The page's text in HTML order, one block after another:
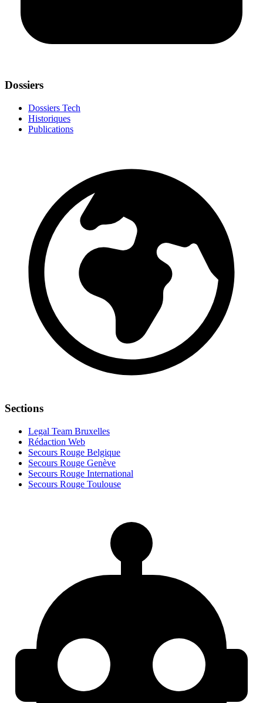
Dossiers
Dossiers Tech
Historiques
Publications
Sections
Legal Team Bruxelles
Rédaction Web
Secours Rouge Belgique
Secours Rouge Genève
Secours Rouge International
Secours Rouge Toulouse